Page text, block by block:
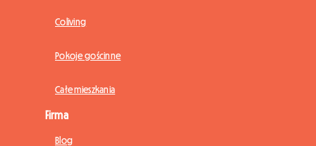
Coliving
Pokoje gościnne
Całe mieszkania
Firma
Blog